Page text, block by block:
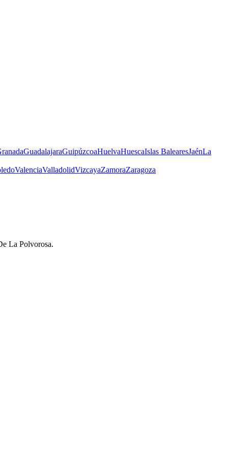
GuadalajaraGuipúzcoaHuelvaHuescaIslas BalearesJaénLa
ValenciaValladolidVizcayaZamoraZaragoza
La Polvorosa.